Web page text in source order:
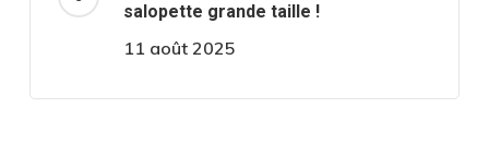
salopette grande taille !
11 août 2025